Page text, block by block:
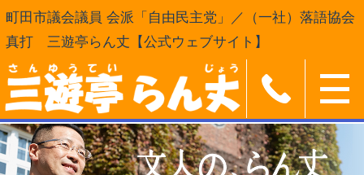
町田市議会議員 会派「自由民主党」／（一社）落語協会
真打 三遊亭らん丈【公式ウェブサイト】